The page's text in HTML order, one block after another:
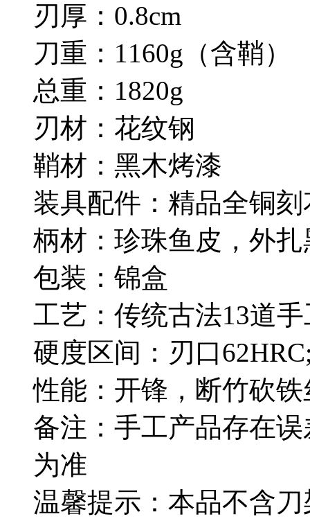
刃厚：0.8cm
刀重：1160g（含鞘
总重：1820g
刃材：花纹钢
鞘材：黑木烤漆
装具配件：精品全铜刻
柄材：珍珠鱼皮，外
包装：锦盒
工艺：传统古法13道
硬度区间：刃口
性能：开锋，断竹砍
备注：手工产品存在
为准
温馨提示：本品不含